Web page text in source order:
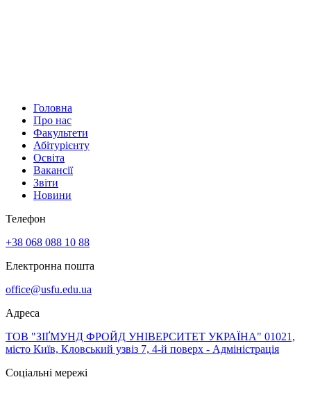
Головна
Про нас
Факультети
Абітурієнту
Освіта
Вакансії
Звіти
Новини
Телефон
+38 068 088 10 88
Електронна пошта
office@usfu.edu.ua
Адреса
ТОВ "ЗІҐМУНД ФРОЙД УНІВЕРСИТЕТ УКРАЇНА" 01021,
місто Київ, Кловський узвіз 7, 4-й поверх - Адміністрація
Соціальні мережі